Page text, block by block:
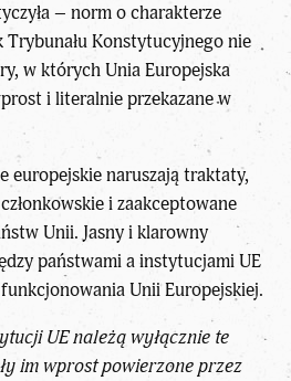
– norm o charakterze
Konstytucyjnego nie
w których Unia Europejska
i literalnie przekazane w
europejskie naruszają traktaty,
i zaakceptowane
Unii. Jasny i klarowny
państwami a instytucjami UE
Unii Europejskiej.
UE należą wyłącznie te
im wprost powierzone przez